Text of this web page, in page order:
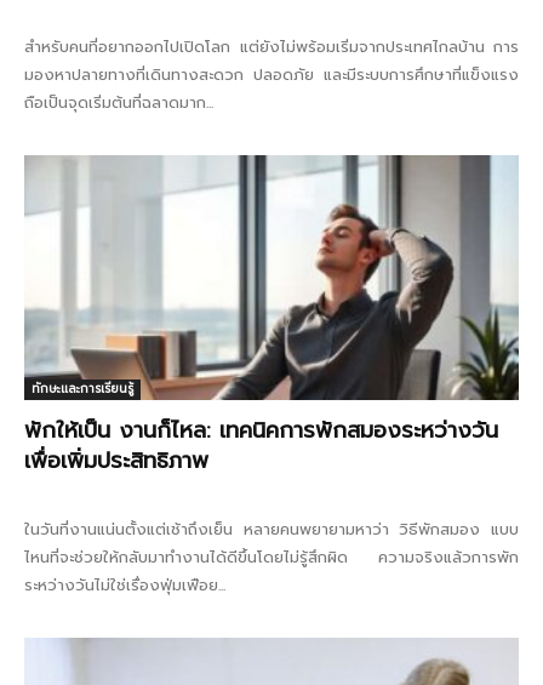
สำหรับคนที่อยากออกไปเปิดโลก แต่ยังไม่พร้อมเริ่มจากประเทศไกลบ้าน การ
มองหาปลายทางที่เดินทางสะดวก ปลอดภัย และมีระบบการศึกษาที่แข็งแรง
ถือเป็นจุดเริ่มต้นที่ฉลาดมาก...
ทักษะและการเรียนรู้
พักให้เป็น งานก็ไหล: เทคนิคการพักสมองระหว่างวัน
เพื่อเพิ่มประสิทธิภาพ
ในวันที่งานแน่นตั้งแต่เช้าถึงเย็น หลายคนพยายามหาว่า วิธีพักสมอง แบบ
ไหนที่จะช่วยให้กลับมาทำงานได้ดีขึ้นโดยไม่รู้สึกผิด ความจริงแล้วการพัก
ระหว่างวันไม่ใช่เรื่องฟุ่มเฟือย...